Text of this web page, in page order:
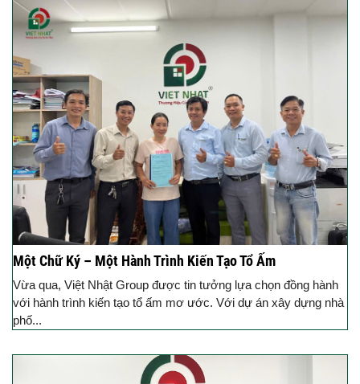
Một Chữ Ký – Một Hành Trình Kiến Tạo Tổ Ấm
Vừa qua, Việt Nhật Group được tin tưởng lựa chọn đồng hành
với hành trình kiến tạo tổ ấm mơ ước. Với dự án xây dựng nhà
phố...